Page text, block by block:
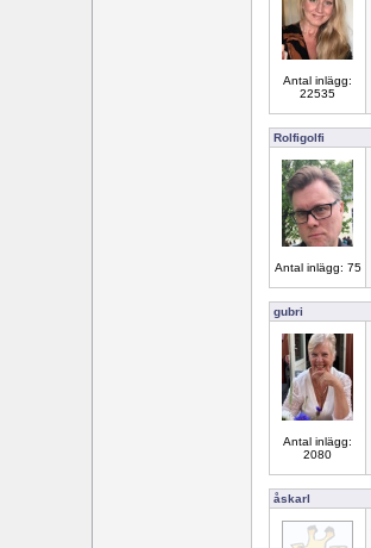
Antal inlägg:
22535
Rolfigolfi
Antal inlägg: 75
gubri
Antal inlägg:
2080
åskarl